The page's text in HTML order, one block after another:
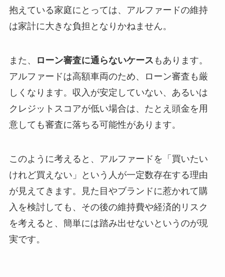
抱えている家庭にとっては、アルファードの維持
は家計に大きな負担となりかねません。
また、 ローン審査に通らないケース もあります。
アルファードは高額車両のため、ローン審査も厳
しくなります。収入が安定していない、あるいは
クレジットスコアが低い場合は、たとえ頭金を用
意しても審査に落ちる可能性があります。
このように考えると、アルファードを「買いたい
けれど買えない」という人が一定数存在する理由
が見えてきます。見た目やブランドに惹かれて購
入を検討しても、その後の維持費や経済的リスク
を考えると、簡単には踏み出せないというのが現
実です。